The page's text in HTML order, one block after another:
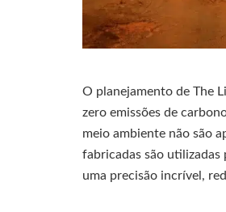
O planejamento de The
zero emissões de
meio ambiente não são
fabricadas são utilizadas
uma precisão incrível,